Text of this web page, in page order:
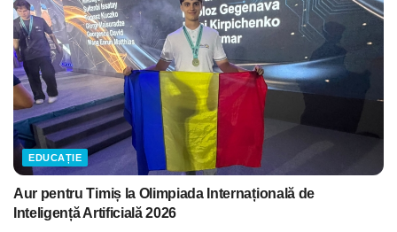
EDUCAȚIE
Aur pentru Timiș la Olimpiada Internațională de
Inteligență Artificială 2026